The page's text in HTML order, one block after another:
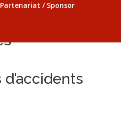
Partenariat / Sponsor